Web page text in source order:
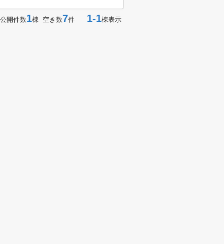
開件数1棟 空き数7件 1-1棟表示